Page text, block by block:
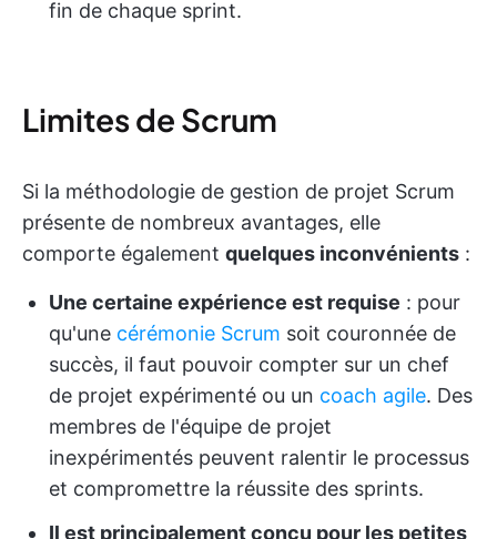
fin de chaque sprint.
Limites de Scrum
Si la méthodologie de gestion de projet Scrum
présente de nombreux avantages, elle
comporte également quelques inconvénients :
Une certaine expérience est requise : pour
qu'une cérémonie Scrum soit couronnée de
succès, il faut pouvoir compter sur un chef
de projet expérimenté ou un coach agile. Des
membres de l'équipe de projet
inexpérimentés peuvent ralentir le processus
et compromettre la réussite des sprints.
Il est principalement conçu pour les petites